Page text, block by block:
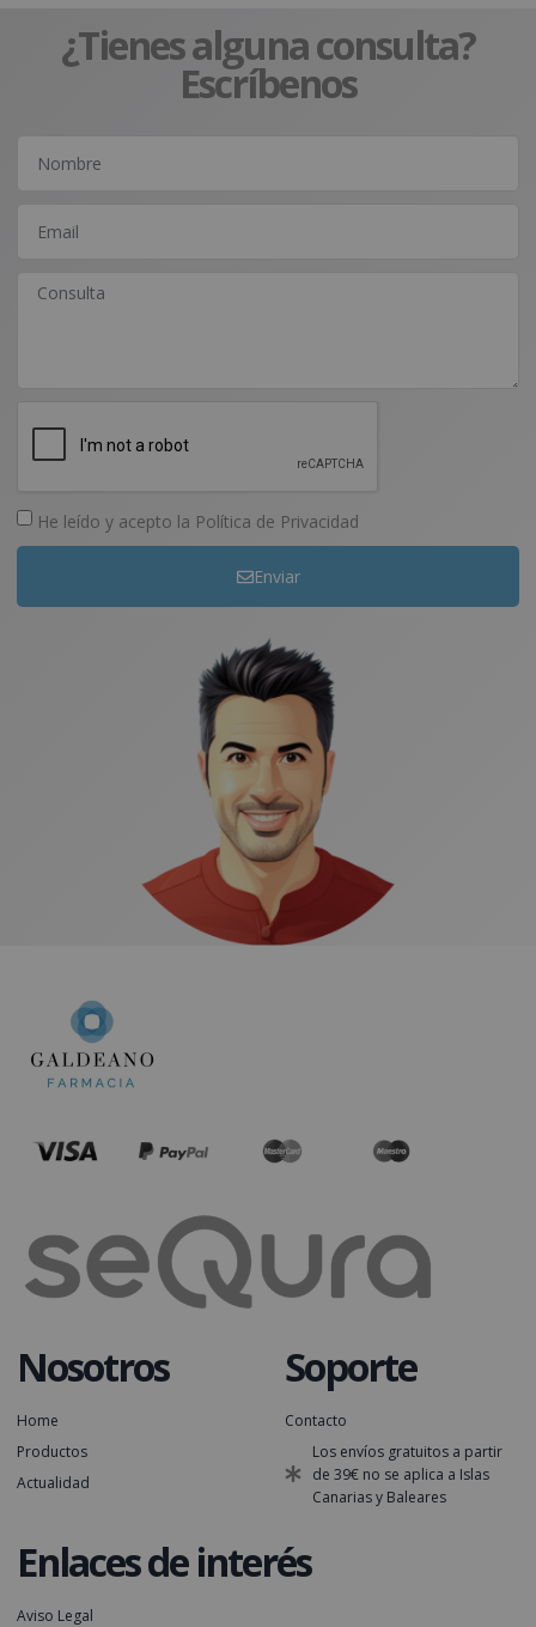
¿Tienes alguna consulta?
Escríbenos
He leído y acepto la Política de Privacidad
Enviar
Nosotros
Home
Productos
Actualidad
Soporte
Contacto
Los envíos gratuitos a partir
de 39€ no se aplica a Islas
Canarias y Baleares
Enlaces de interés
Aviso Legal